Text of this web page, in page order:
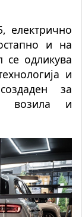
електрично
и на
се одликува
и
за
возила и